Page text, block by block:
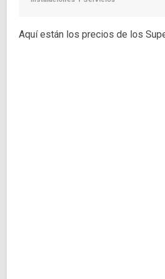
Aquí están los precios de los